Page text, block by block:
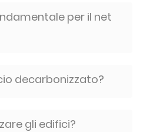
per il net
decarbonizzato?
gli edifici?